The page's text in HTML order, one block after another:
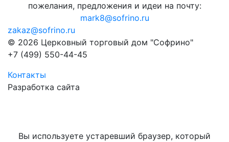
пожелания, предложения и идеи на почту:
mark8@sofrino.ru
zakaz@sofrino.ru
© 2026 Церковный торговый дом "Софрино"
+7 (499) 550-44-45
Контакты
Разработка сайта
Вы используете устаревший браузер, который